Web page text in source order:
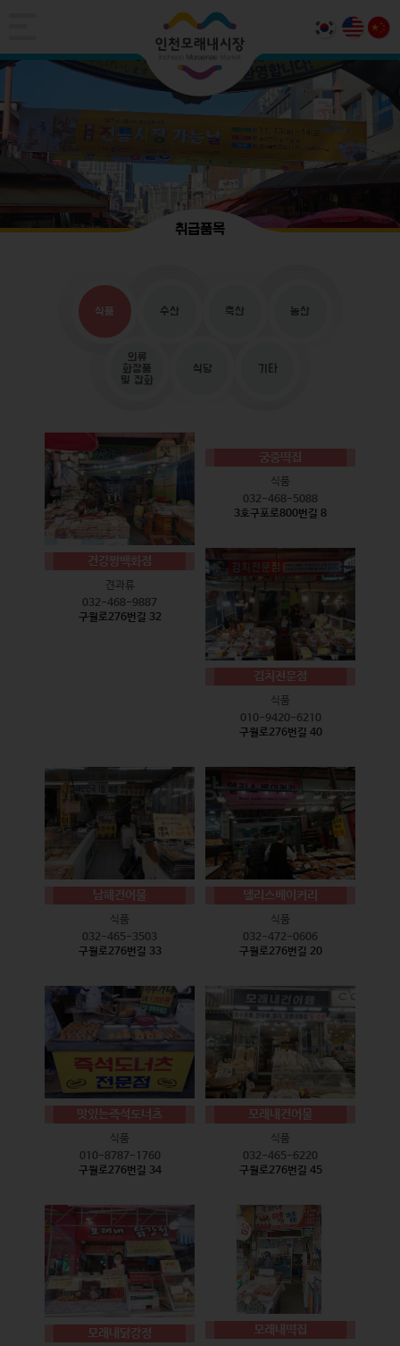
취급품목
식품 수산 축산 농산
의류
화장품
및 잡화
식당 기타
건강짱백화점
견과류
032-468-9887
구월로276번길 32
궁중떡집
식품
032-468-5088
3호구포로800번길 8
김치전문점
식품
010-9420-6210
구월로276번길 40
남해건어물
식품
032-465-3503
구월로276번길 33
델리스베이커리
식품
032-472-0606
구월로276번길 20
맛있는즉석도너츠
식품
010-8787-1760
구월로276번길 34
모래내건어물
식품
032-465-6220
구월로276번길 45
모래내닭강정 모래내떡집